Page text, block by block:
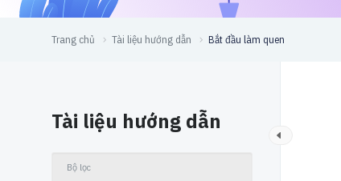
Trang chủ Tài liệu hướng dẫn Bắt đầu làm quen
Tài liệu hướng dẫn